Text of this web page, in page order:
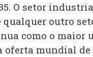
O setor
outro
como o maior
oferta mundial